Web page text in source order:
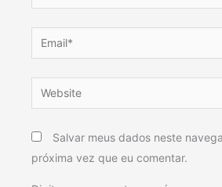
Email*
Website
Salvar meus dados neste
próxima vez que eu comentar.